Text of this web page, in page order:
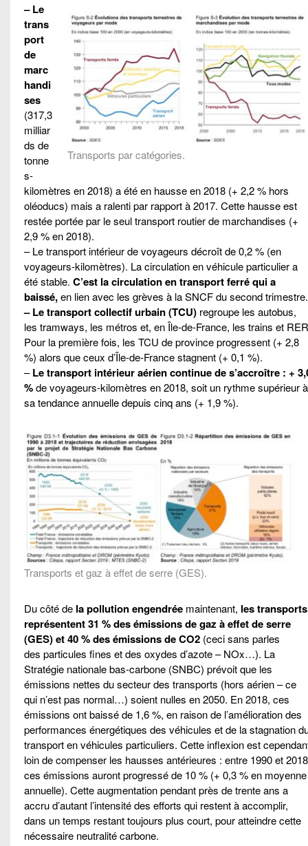
Transports par catégories.
– Le
trans
port
de
marc
handi
ses
(317,3
milliar
ds de
tonne
s-
kilomètres en 2018) a été en hausse en 2018 (+ 2,2 % hors
oléoducs) mais a ralenti par rapport à 2017. Cette hausse est
restée portée par le seul transport routier de marchandises (+
2,9 % en 2018).
– Le transport intérieur de voyageurs décroît de 0,2 % (en
voyageurs-kilomètres). La circulation en véhicule particulier a
été stable. C’est la circulation en transport ferré qui a
baissé,en lien avec les grèves à la SNCF du second trimestre.
– Le transport collectif urbain (TCU) regroupe les autobus,
les tramways, les métros et, en Île-de-France, les trains et
Pour la première fois, les TCU de province progressent (+ 2,8
%) alors que ceux d’Île-de-France stagnent (+ 0,1 %).
–Le transport intérieur aérien continue de s’accroître : +
%de voyageurs-kilomètres en 2018, soit un rythme supérieur à
sa tendance annuelle depuis cinq ans (+ 1,9 %).
Transports et gaz à effet de serre (GES).
Du côté de la pollution engendrée maintenant, les transports
représentent 31 % des émissions de gaz à effet de serre
(GES) et 40 % des émissions de CO2 (ceci sans parles
des particules fines et des oxydes d’azote – NOx…). La
Stratégie nationale bas-carbone (SNBC) prévoit que les
émissions nettes du secteur des transports (hors aérien – ce
qui n’est pas normal…) soient nulles en 2050. En 2018, ces
émissions ont baissé de 1,6 %, en raison de l’amélioration des
performances énergétiques des véhicules et de la stagnation
transport en véhicules particuliers. Cette inflexion est
loin de compenser les hausses antérieures : entre 1990 et 2018
ces émissions auront progressé de 10 % (+ 0,3 % en moyenne
annuelle). Cette augmentation pendant près de trente ans a
accru d’autant l’intensité des efforts qui restent à accomplir,
dans un temps restant toujours plus court, pour atteindre cette
nécessaire neutralité carbone.